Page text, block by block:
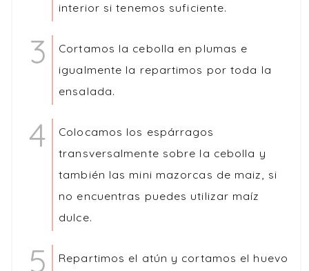
interior si tenemos suficiente.
Cortamos la cebolla en plumas e
igualmente la repartimos por toda la
ensalada.
Colocamos los espárragos
transversalmente sobre la cebolla y
también las mini mazorcas de maiz, si
no encuentras puedes utilizar maíz
dulce.
Repartimos el atún y cortamos el huevo